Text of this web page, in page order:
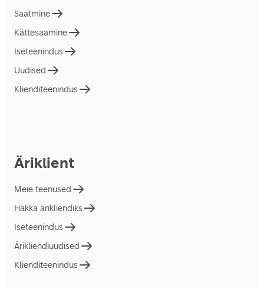
Saatmine
Kättesaamine
Iseteenindus
Uudised
Klienditeenindus
Äriklient
Meie teenused
Hakka ärikliendiks
Iseteenindus
Ärikliendiuudised
Klienditeenindus